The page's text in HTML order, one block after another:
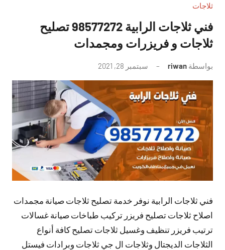
للاعلانات
بالكويت
ثلاجات
فني ثلاجات الرابية 98577272 تصليح
ثلاجات و فريزرات ومجمدات
بواسطة riwan سبتمبر 28, 2021
توجد
تعليقات
فني ثلاجات الرابية نوفر خدمة تصليح ثلاجات صيانة مجمدات
اصلاح ثلاجات تصليح فريزر تركيب طباخات صيانة غسالات
ترتيب فريزر تنظيف وغسيل ثلاجات تصليح كافة أنواع
الثلاجات الديجتال وثلاجات ال جي ثلاجات وبرادات فيستل